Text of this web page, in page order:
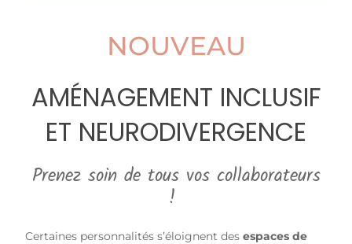
NOUVEAU
AMÉNAGEMENT INCLUSIF
ET NEURODIVERGENCE
Prenez soin de tous vos collaborateurs
!
Certaines personnalités s’éloignent desespaces de